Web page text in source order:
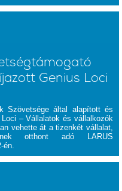
Genius Loci
Szövetsége által alapított és
– Vállalatok és vállalkozók
vehette át a tizenkét vállalat,
otthont adó LARUS
én.